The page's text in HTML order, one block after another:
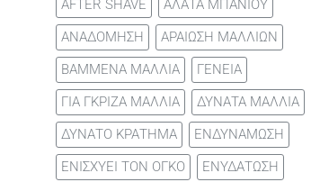
AFTER SHAVE
ΑΛΑΤΑ ΜΠΑΝΙΟΥ
ΑΝΑΔΟΜΗΣΗ
ΑΡΑΙΩΣΗ ΜΑΛΛΙΩΝ
ΒΑΜΜΕΝΑ ΜΑΛΛΙΑ
ΓΕΝΕΙΑ
ΓΙΑ ΓΚΡΙΖΑ ΜΑΛΛΙΑ
ΔΥΝΑΤΑ ΜΑΛΛΙΑ
ΔΥΝΑΤΟ ΚΡΑΤΗΜΑ
ΕΝΔΥΝΑΜΩΣΗ
ΕΝΙΣΧΥΕΙ ΤΟΝ ΟΓΚΟ
ΕΝΥΔΑΤΩΣΗ